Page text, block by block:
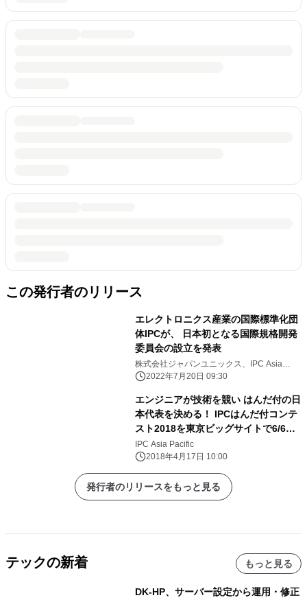
この発行者のリリース
エレクトロニクス産業の国際標準化団
体IPCが、 日本初となる国際規格開発
委員会の設立を発表
株式会社ジャパンユニックス、IPC Asia
Pacific
2022年7月20日 09:30
エンジニアが技術を競い はんだ付の日
本代表を決める！ IPCはんだ付コンテ
スト2018を東京ビッグサイトで6/6～
開催
IPC Asia Pacific
2018年4月17日 10:00
発行者のリリースをもっと見る
テックの新着 もっと見る
DK-HP、サーバー設定から運用・修正